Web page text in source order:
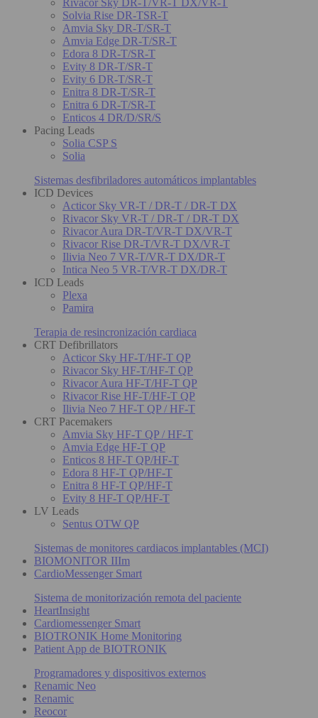
Solvia Rise DR-TSR-T
Amvia Sky DR-T/SR-T
Amvia Edge DR-T/SR-T
Edora 8 DR-T/SR-T
Evity 8 DR-T/SR-T
Evity 6 DR-T/SR-T
Enitra 8 DR-T/SR-T
Enitra 6 DR-T/SR-T
Enticos 4 DR/D/SR/S
Pacing Leads
Solia CSP S
Solia
Sistemas desfibriladores automáticos implantables
ICD Devices
Acticor Sky VR-T / DR-T / DR-T DX
Rivacor Sky VR-T / DR-T / DR-T DX
Rivacor Aura DR-T/VR-T DX/VR-T
Rivacor Rise DR-T/VR-T DX/VR-T
Ilivia Neo 7 VR-T/VR-T DX/DR-T
Intica Neo 5 VR-T/VR-T DX/DR-T
ICD Leads
Plexa
Pamira
Terapia de resincronización cardiaca
CRT Defibrillators
Acticor Sky HF-T/HF-T QP
Rivacor Sky HF-T/HF-T QP
Rivacor Aura HF-T/HF-T QP
Rivacor Rise HF-T/HF-T QP
Ilivia Neo 7 HF-T QP / HF-T
CRT Pacemakers
Amvia Sky HF-T QP / HF-T
Amvia Edge HF-T QP
Enticos 8 HF-T QP/HF-T
Edora 8 HF-T QP/HF-T
Enitra 8 HF-T QP/HF-T
Evity 8 HF-T QP/HF-T
LV Leads
Sentus OTW QP
Sistemas de monitores cardiacos implantables (MCI)
BIOMONITOR IIIm
CardioMessenger Smart
Sistema de monitorización remota del paciente
HeartInsight
Cardiomessenger Smart
BIOTRONIK Home Monitoring
Patient App de BIOTRONIK
Programadores y dispositivos externos
Renamic Neo
Renamic
Reocor